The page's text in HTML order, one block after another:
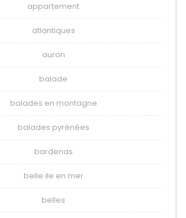
appartement
atlantiques
auron
balade
balades en montagne
balades pyrénées
bardenas
belle ile en mer
belles